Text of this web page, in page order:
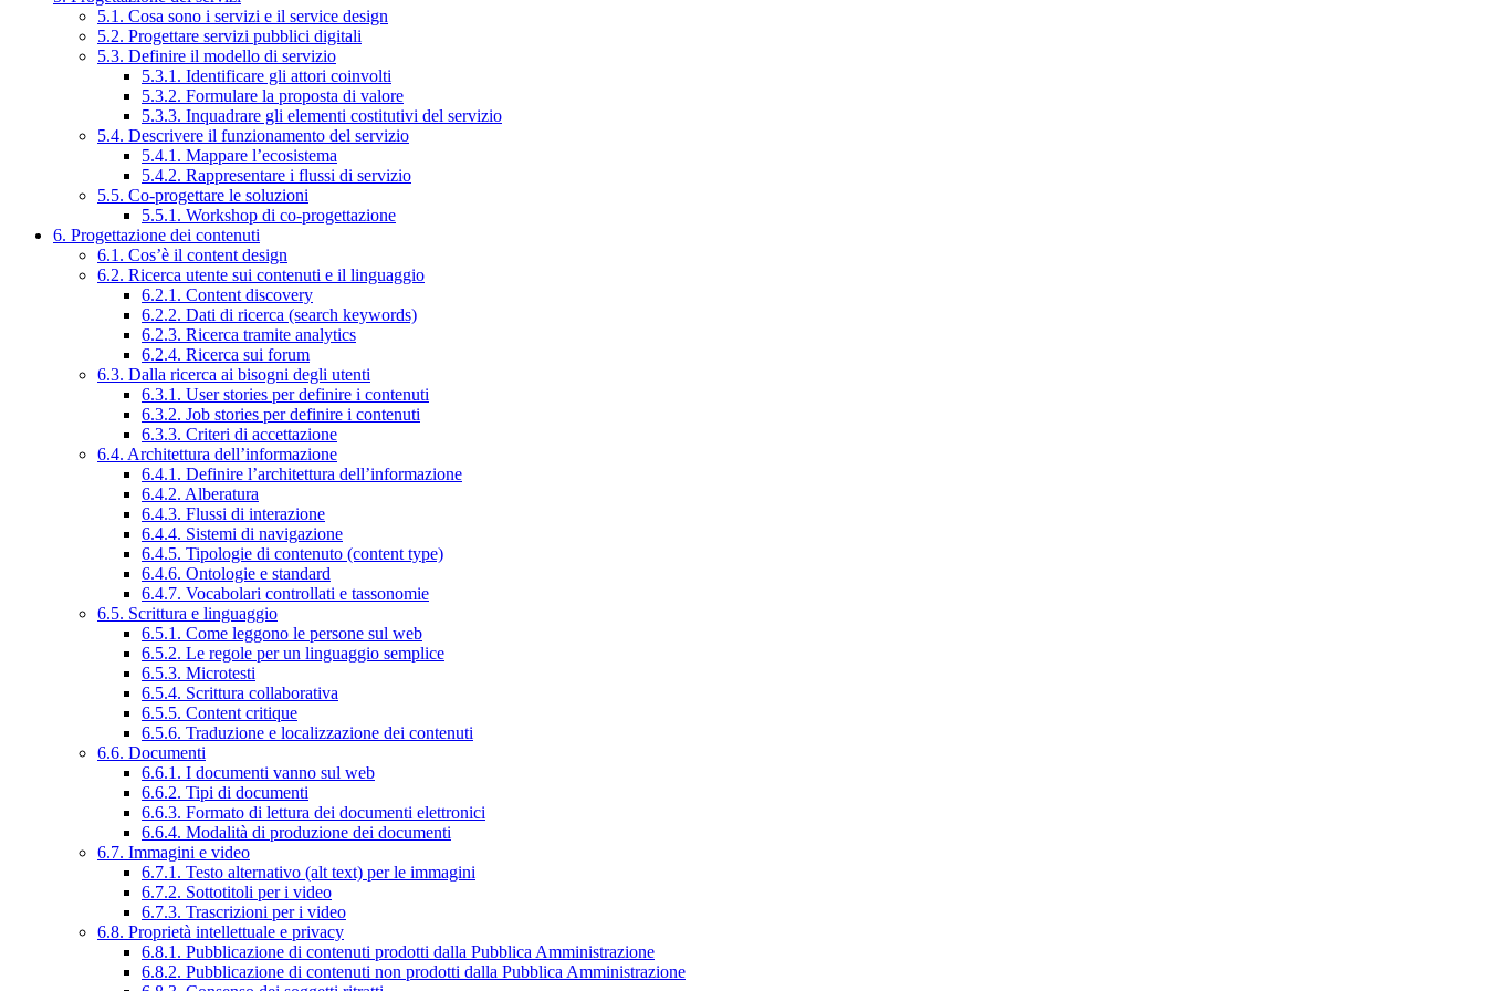
5.1. Cosa sono i servizi e il service design
5.2. Progettare servizi pubblici digitali
5.3. Definire il modello di servizio
5.3.1. Identificare gli attori coinvolti
5.3.2. Formulare la proposta di valore
5.3.3. Inquadrare gli elementi costitutivi del servizio
5.4. Descrivere il funzionamento del servizio
5.4.1. Mappare l’ecosistema
5.4.2. Rappresentare i flussi di servizio
5.5. Co-progettare le soluzioni
5.5.1. Workshop di co-progettazione
6. Progettazione dei contenuti
6.1. Cos’è il content design
6.2. Ricerca utente sui contenuti e il linguaggio
6.2.1. Content discovery
6.2.2. Dati di ricerca (search keywords)
6.2.3. Ricerca tramite analytics
6.2.4. Ricerca sui forum
6.3. Dalla ricerca ai bisogni degli utenti
6.3.1. User stories per definire i contenuti
6.3.2. Job stories per definire i contenuti
6.3.3. Criteri di accettazione
6.4. Architettura dell’informazione
6.4.1. Definire l’architettura dell’informazione
6.4.2. Alberatura
6.4.3. Flussi di interazione
6.4.4. Sistemi di navigazione
6.4.5. Tipologie di contenuto (content type)
6.4.6. Ontologie e standard
6.4.7. Vocabolari controllati e tassonomie
6.5. Scrittura e linguaggio
6.5.1. Come leggono le persone sul web
6.5.2. Le regole per un linguaggio semplice
6.5.3. Microtesti
6.5.4. Scrittura collaborativa
6.5.5. Content critique
6.5.6. Traduzione e localizzazione dei contenuti
6.6. Documenti
6.6.1. I documenti vanno sul web
6.6.2. Tipi di documenti
6.6.3. Formato di lettura dei documenti elettronici
6.6.4. Modalità di produzione dei documenti
6.7. Immagini e video
6.7.1. Testo alternativo (alt text) per le immagini
6.7.2. Sottotitoli per i video
6.7.3. Trascrizioni per i video
6.8. Proprietà intellettuale e privacy
6.8.1. Pubblicazione di contenuti prodotti dalla Pubblica Amministrazione
6.8.2. Pubblicazione di contenuti non prodotti dalla Pubblica Amministrazione